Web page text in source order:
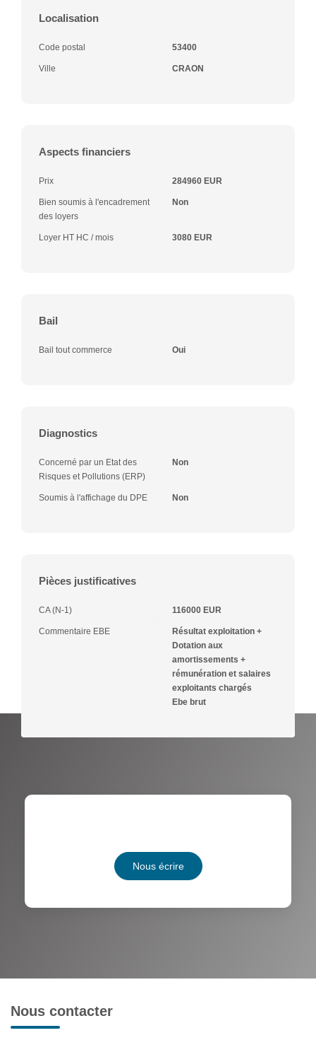
Localisation
Code postal 53400
Ville CRAON
Aspects financiers
Prix 284960 EUR
Bien soumis à l'encadrement
des loyers
Non
Loyer HT HC / mois 3080 EUR
Bail
Bail tout commerce Oui
Diagnostics
Concerné par un Etat des
Risques et Pollutions (ERP)
Non
Soumis à l'affichage du DPE Non
Pièces justificatives
CA (N-1) 116000 EUR
Commentaire EBE
Résultat exploitation +
Dotation aux
amortissements +
rémunération et salaires
exploitants chargés
Ebe brut
Nous écrire
Nous contacter